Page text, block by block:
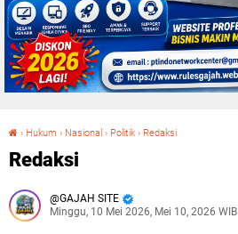
› Hukum › Nasional › Politik › Redaksi
Redaksi
GAJAH SITE
Minggu, 10 Mei 2026, Mei 10, 2026 WIB